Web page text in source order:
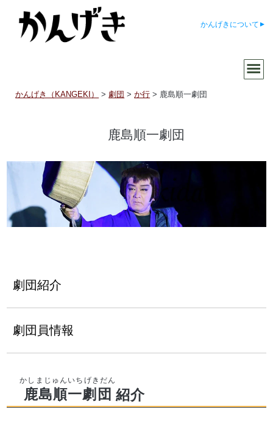
かんげきについて
かんげき（KANGEKI） >劇団 >か行 > 鹿島順一劇団
鹿島順一劇団
劇団紹介
劇団員情報
鹿島順一劇団 紹介